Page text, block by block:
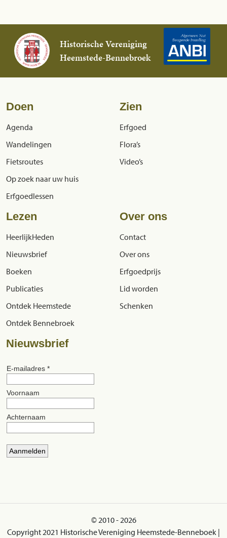
Historische Vereniging
Heemstede-Bennebroek
Doen
Agenda
Wandelingen
Fietsroutes
Op zoek naar uw huis
Erfgoedlessen
Zien
Erfgoed
Flora’s
Video’s
Lezen
HeerlijkHeden
Nieuwsbrief
Boeken
Publicaties
Ontdek Heemstede
Ontdek Bennebroek
Over ons
Contact
Over ons
Erfgoedprijs
Lid worden
Schenken
Nieuwsbrief
© 2010 - 2026
Copyright 2021 Historische Vereniging Heemstede-Benneboek |